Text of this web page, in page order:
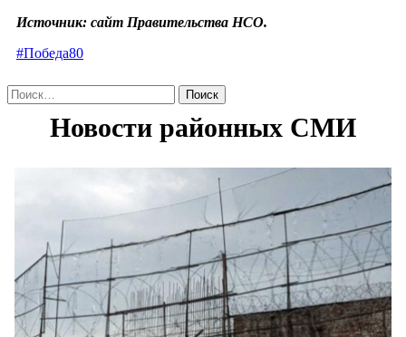
Источник: сайт Правительства НСО.
#Победа80
Найти: